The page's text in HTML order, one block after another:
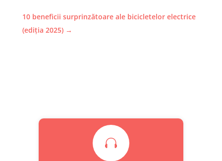
10 beneficii surprinzătoare ale bicicletelor electrice
(ediția 2025)→
